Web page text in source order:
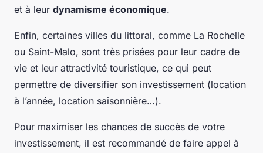
et à leur dynamisme économique.
Enfin, certaines villes du littoral, comme La Rochelle
ou Saint-Malo, sont très prisées pour leur cadre de
vie et leur attractivité touristique, ce qui peut
permettre de diversifier son investissement (location
à l’année, location saisonnière…).
Pour maximiser les chances de succès de votre
investissement, il est recommandé de faire appel à